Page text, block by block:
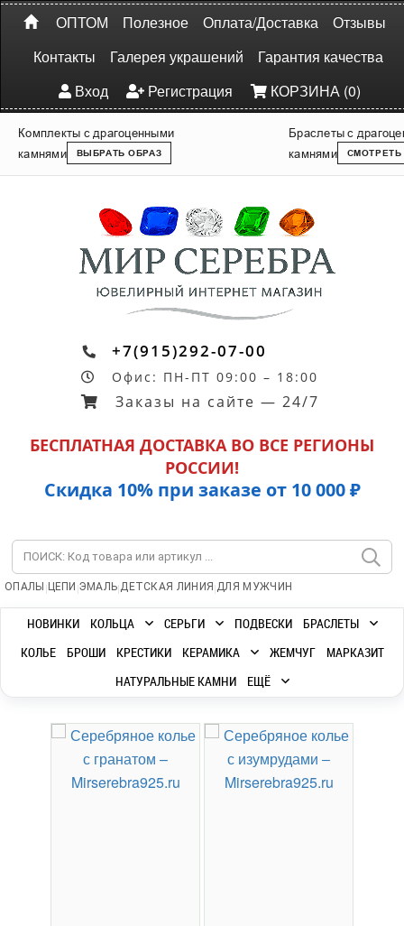
ОПТОМ Полезное Оплата/Доставка
Отзывы
Контакты
Галерея украшений
Гарантия качества
Вход
Регистрация КОРЗИНА (0)
Комплекты с драгоценными
камнями
ВЫБРАТЬ ОБРАЗ
Браслеты с
камнями
СМОТРЕТЬ
+7(915)292-07-00
Офис: ПН-ПТ 09:00 – 18:00
Заказы на сайте — 24/7
БЕСПЛАТНАЯ ДОСТАВКА ВО ВСЕ РЕГИОНЫ
РОССИИ!
Скидка 10% при заказе от 10 000 ₽
ОПАЛЫ | ЦЕПИ |ЭМАЛЬ|ДЕТСКАЯ ЛИНИЯ |ДЛЯ МУЖЧИН
НОВИНКИ КОЛЬЦА СЕРЬГИ ПОДВЕСКИ
БРАСЛЕТЫ
КОЛЬЕ
БРОШИ КРЕСТИКИ КЕРАМИКА ЖЕМЧУГ
МАРКАЗИТ
НАТУРАЛЬНЫЕ КАМНИ
ЕЩЁ